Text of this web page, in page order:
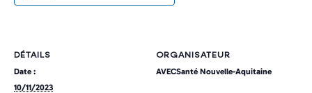
DÉTAILS
Date :
10/11/2023
ORGANISATEUR
AVECSanté Nouvelle-Aquitaine